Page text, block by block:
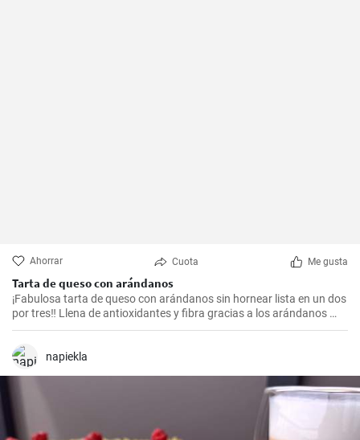
Ahorrar Cuota Me gusta
Tarta de queso con arándanos
¡Fabulosa tarta de queso con arándanos sin hornear lista en un dos
por tres‼️ Llena de antioxidantes y fibra gracias a los arándanos 😍
🤤🫐‼️
napiekla